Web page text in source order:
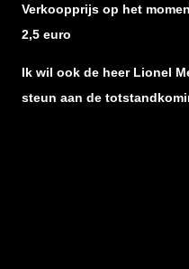
Verkoopprijs op het
2,5 euro
Ik wil ook de heer Lionel
steun aan de